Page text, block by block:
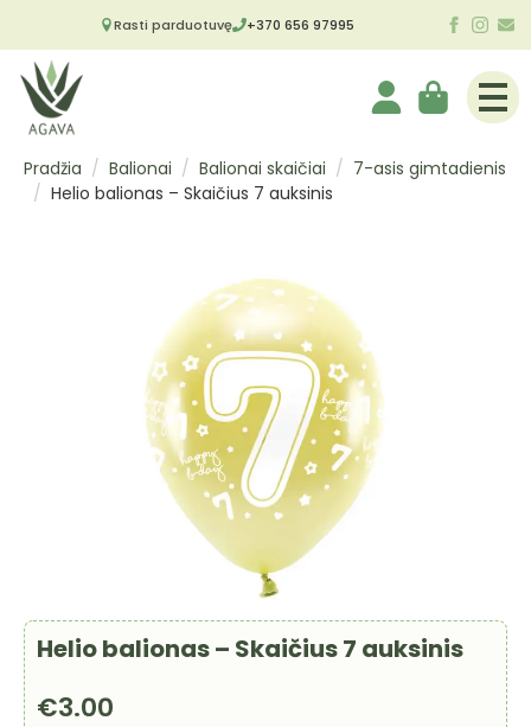
Rasti parduotuvę +370 656 97995
Pradžia Balionai Balionai skaičiai
7-asis gimtadienis
Helio balionas – Skaičius 7 auksinis
Helio balionas – Skaičius 7 auksinis
€3.00